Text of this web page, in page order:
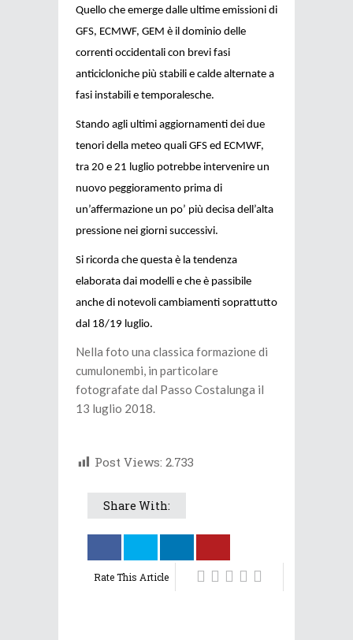
Quello che emerge dalle ultime emissioni di
GFS, ECMWF, GEM è il dominio delle
correnti occidentali con brevi fasi
anticicloniche più stabili e calde alternate a
fasi instabili e temporalesche.
Stando agli ultimi aggiornamenti dei due
tenori della meteo quali GFS ed ECMWF,
tra 20 e 21 luglio potrebbe intervenire un
nuovo peggioramento prima di
un’affermazione un po’ più decisa dell’alta
pressione nei giorni successivi.
Si ricorda che questa è la tendenza
elaborata dai modelli e che è passibile
anche di notevoli cambiamenti soprattutto
dal 18/19 luglio.
Nella foto una classica formazione di
cumulonembi, in particolare
fotografate dal Passo Costalunga il
13 luglio 2018.
Post Views: 2.733
Share With:
Rate This Article